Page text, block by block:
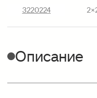
3220224
Описание